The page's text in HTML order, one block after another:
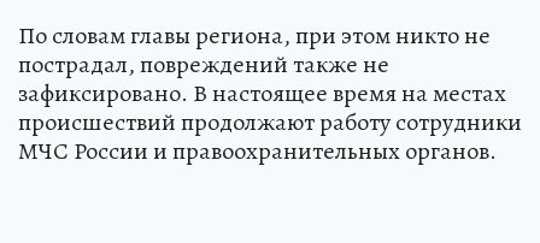
По словам главы региона, при этом никто не
пострадал, повреждений также не
зафиксировано. В настоящее время на местах
происшествий продолжают работу сотрудники
МЧС России и правоохранительных органов.